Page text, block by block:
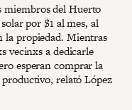
miembros del Huerto
por $1 al mes, al
la propiedad. Mientras
vecinxs a dedicarle
esperan comprar la
relató López